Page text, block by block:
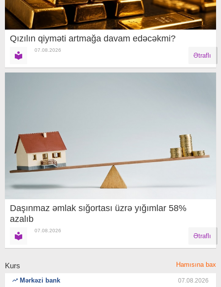
Qızılın qiyməti artmağa davam edəcəkmi?
07.08.2026
Ətraflı
Daşınmaz əmlak sığortası üzrə yığımlar 58%
azalıb
07.08.2026
Ətraflı
Kurs Hamısına bax
Mərkəzi bank 07.08.2026